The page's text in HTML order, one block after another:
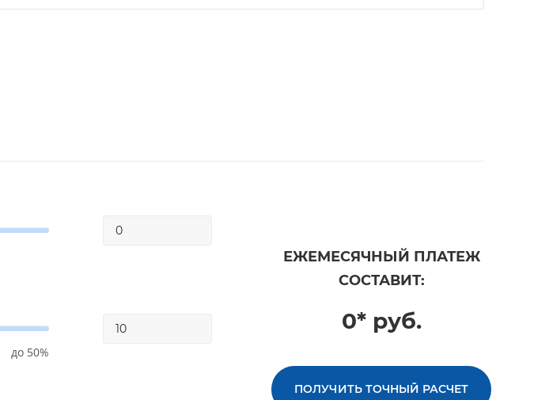
ЕЖЕМЕСЯЧНЫЙ ПЛАТЕЖ
СОСТАВИТ:
0* руб.
ПОЛУЧИТЬ ТОЧНЫЙ РАСЧЕТ